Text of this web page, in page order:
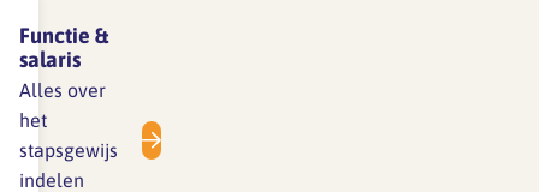
Functie &
salaris
Alles over
het
stapsgewijs
indelen